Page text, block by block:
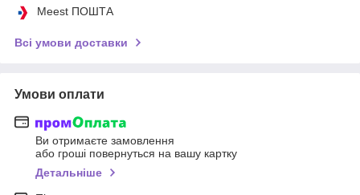
Meest ПОШТА
Всі умови доставки
Умови оплати
Ви отримаєте замовлення
або гроші повернуться на вашу картку
Детальніше